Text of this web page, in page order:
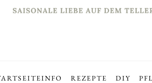
INFO REZEPTE DIY